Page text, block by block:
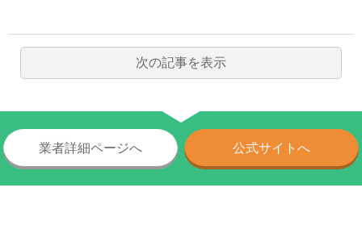
次の記事を表示
業者詳細ページへ 公式サイトへ